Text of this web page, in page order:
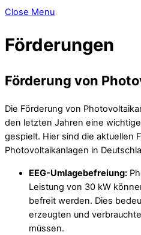
Close Menu
Förderungen
Förderung von
Die Förderung von
den letzten Jahren eine
gespielt. Hier sind die aktuellen
Photovoltaikanlagen in
EEG-Umlagebefreiung:
Leistung von 30 kW
befreit werden. Dies
erzeugten und
müssen.